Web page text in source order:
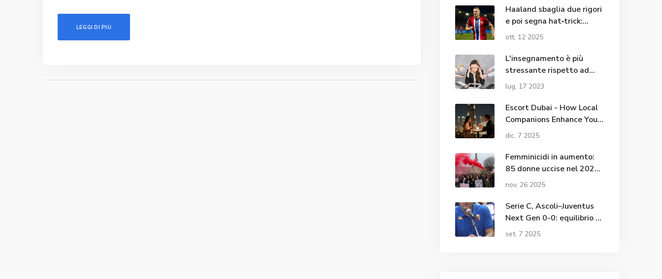
LEGGI DI PIÙ
Haaland sbaglia due rigori
e poi segna hat‑trick:
Norvegia 5‑0 Israele
ott, 12 2025
L'insegnamento è più
stressante rispetto ad
altre professioni/lavori?
lug, 17 2023
Escort Dubai - How Local
Companions Enhance Your
Nightlife Experience in the
dic, 7 2025
Femminicidi in aumento:
85 donne uccise nel 2025,
salgono gli overkilling al
nov, 26 2025
Serie C, Ascoli–Juventus
Next Gen 0-0: equilibrio e
primo incrocio senza reti
set, 7 2025